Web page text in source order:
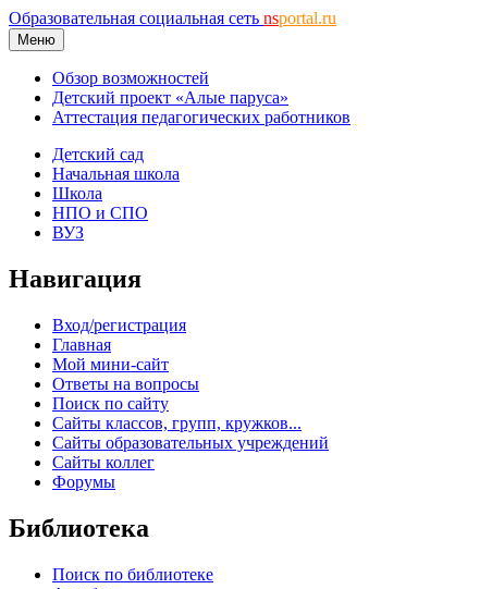
Образовательная социальная сеть nsportal.ru
Меню
Обзор возможностей
Детский проект «Алые паруса»
Аттестация педагогических работников
Детский сад
Начальная школа
Школа
НПО и СПО
ВУЗ
Навигация
Вход/регистрация
Главная
Мой мини-сайт
Ответы на вопросы
Поиск по сайту
Сайты классов, групп, кружков...
Сайты образовательных учреждений
Сайты коллег
Форумы
Библиотека
Поиск по библиотеке